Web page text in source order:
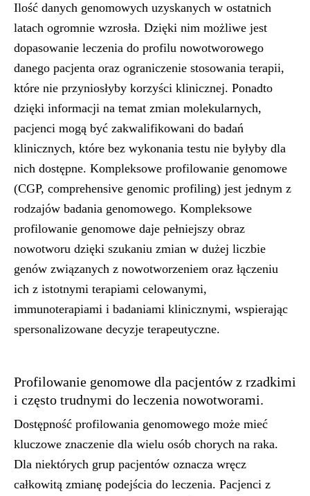
Ilość danych genomowych uzyskanych w ostatnich
latach ogromnie wzrosła. Dzięki nim możliwe jest
dopasowanie leczenia do profilu nowotworowego
danego pacjenta oraz ograniczenie stosowania terapii,
które nie przyniosłyby korzyści klinicznej. Ponadto
dzięki informacji na temat zmian molekularnych,
pacjenci mogą być zakwalifikowani do badań
klinicznych, które bez wykonania testu nie byłyby dla
nich dostępne. Kompleksowe profilowanie genomowe
(CGP, comprehensive genomic profiling) jest jednym z
rodzajów badania genomowego. Kompleksowe
profilowanie genomowe daje pełniejszy obraz
nowotworu dzięki szukaniu zmian w dużej liczbie
genów związanych z nowotworzeniem oraz łączeniu
ich z istotnymi terapiami celowanymi,
immunoterapiami i badaniami klinicznymi, wspierając
spersonalizowane decyzje terapeutyczne.
Profilowanie genomowe dla pacjentów z rzadkimi
i często trudnymi do leczenia nowotworami.
Dostępność profilowania genomowego może mieć
kluczowe znaczenie dla wielu osób chorych na raka.
Dla niektórych grup pacjentów oznacza wręcz
całkowitą zmianę podejścia do leczenia. Pacjenci z